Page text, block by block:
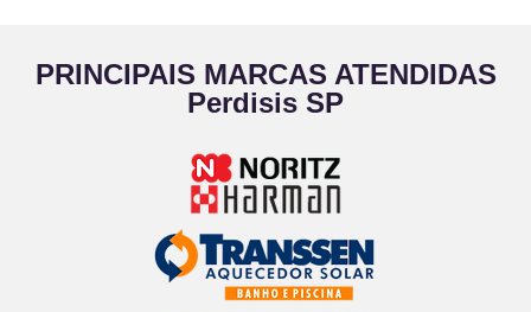
PRINCIPAIS MARCAS ATENDIDAS
Perdisis SP